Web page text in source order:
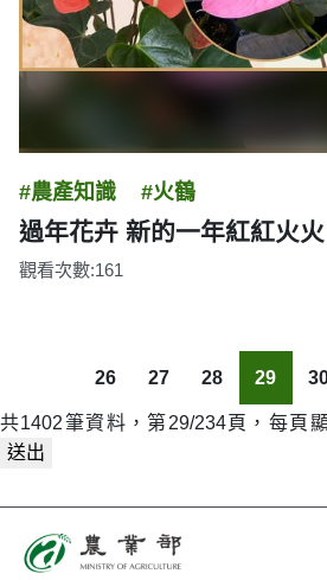
#農產知識 #火鶴
過年花卉 新的一年紅紅火
觀看次數:161
26 27 28 29
共1402筆資料，第29/234頁，每頁
送出